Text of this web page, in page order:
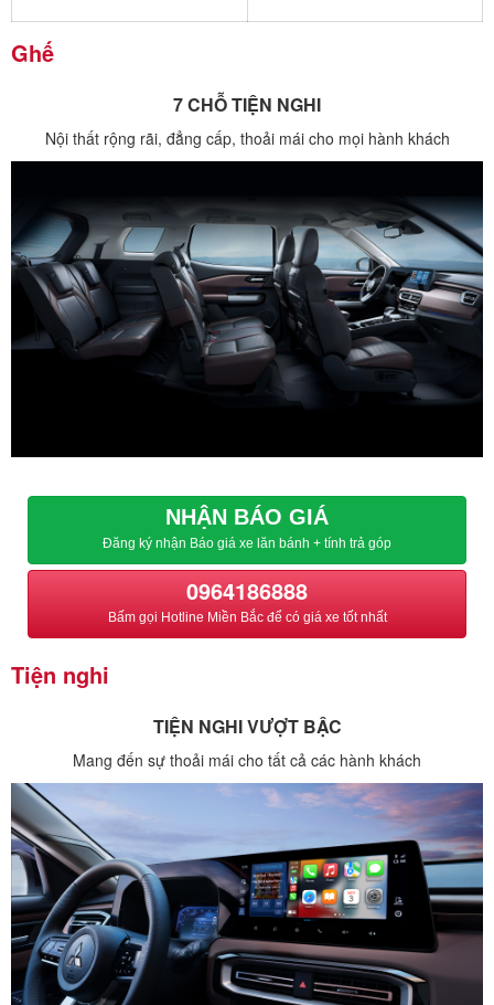
Ghế
7 CHỖ TIỆN NGHI
Nội thất rộng rãi, đẳng cấp, thoải mái cho mọi hành khách
NHẬN BÁO GIÁ
Đăng ký nhận Báo giá xe lăn bánh + tính trả góp
0964186888
Bấm gọi Hotline Miền Bắc để có giá xe tốt nhất
Tiện nghi
TIỆN NGHI VƯỢT BẬC
Mang đến sự thoải mái cho tất cả các hành khách